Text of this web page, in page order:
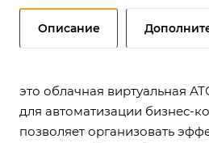
Описание
это облачная виртуальная
для автоматизации бизнес-
позволяет организовать